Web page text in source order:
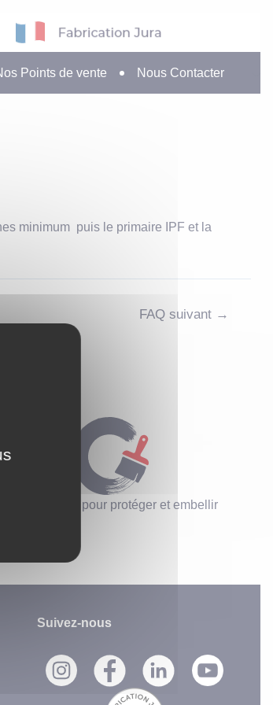
Points de vente Nous Contacter
minimum puis le primaire IPF et la
FAQ suivant →
Des solutions pour protéger et embellir
Suivez-nous